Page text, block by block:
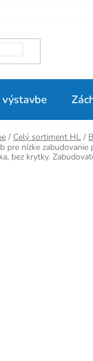
výstavbe
/ Celý sortiment HL /
pre nízke
bez krytky.